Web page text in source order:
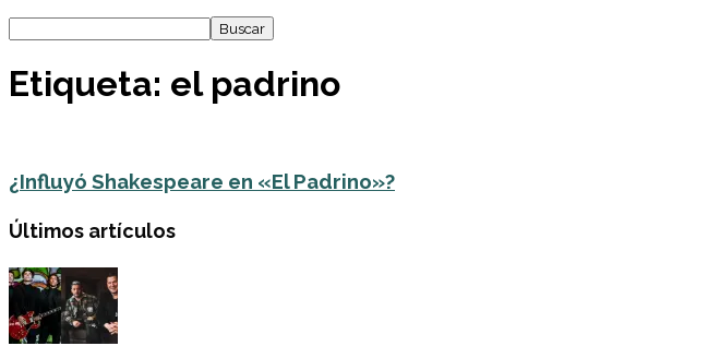
Etiqueta: el padrino
¿Influyó Shakespeare en «El Padrino»?
Últimos artículos